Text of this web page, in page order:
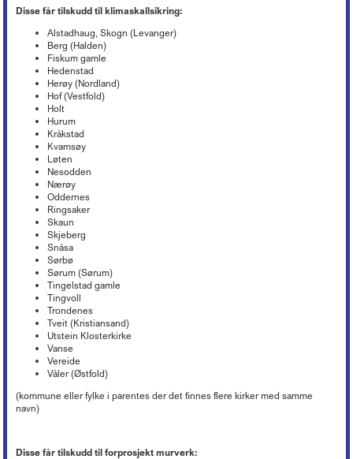
Disse får tilskudd til klimaskallsikring:
Alstadhaug, Skogn (Levanger)
Berg (Halden)
Fiskum gamle
Hedenstad
Herøy (Nordland)
Hof (Vestfold)
Holt
Hurum
Kråkstad
Kvamsøy
Løten
Nesodden
Nærøy
Oddernes
Ringsaker
Skaun
Skjeberg
Snåsa
Sørbø
Sørum (Sørum)
Tingelstad gamle
Tingvoll
Trondenes
Tveit (Kristiansand)
Utstein Klosterkirke
Vanse
Vereide
Våler (Østfold)
(kommune eller fylke i parentes der det finnes flere kirker med samme
navn)
Disse får tilskudd til forprosjekt murverk: